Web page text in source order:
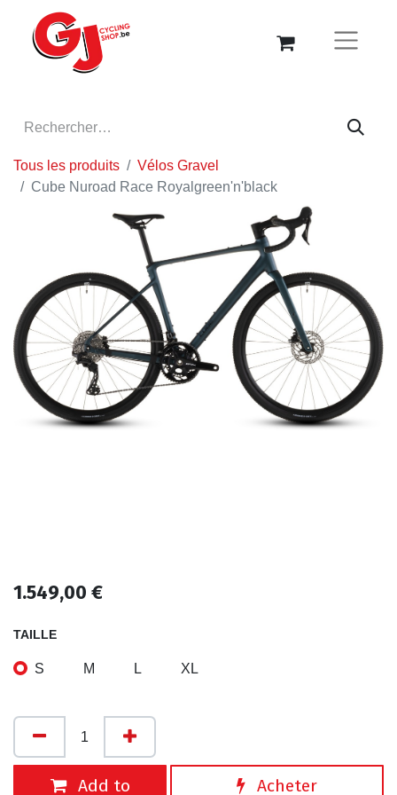
Tous les produits
Vélos Gravel
Cube Nuroad Race Royalgreen'n'black
1.549,00 €
TAILLE
S M L XL
Add to Acheter